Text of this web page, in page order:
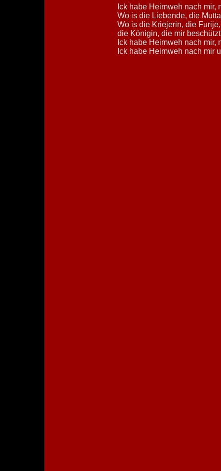
Ick habe Heimweh nach mir,
Wo is die Liebende, die
Wo is die Kriejerin, die
die Königin, die mir
Ick habe Heimweh nach
Ick habe Heimweh nach mir